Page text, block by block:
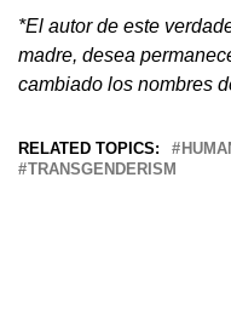
*El autor de este
madre, desea
cambiado los nombres
RELATED TOPICS:
TRANSGENDERISM